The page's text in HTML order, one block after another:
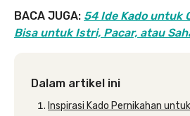
BACA JUGA: 54 Ide Kado untuk
Bisa untuk Istri, Pacar, atau
Dalam artikel ini
Inspirasi Kado Pernikahan